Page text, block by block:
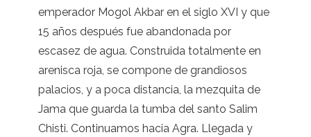
emperador Mogol Akbar en el siglo XVI y que
15 años después fue abandonada por
escasez de agua. Construida totalmente en
arenisca roja, se compone de grandiosos
palacios, y a poca distancia, la mezquita de
Jama que guarda la tumba del santo Salim
Chisti. Continuamos hacia Agra. Llegada y